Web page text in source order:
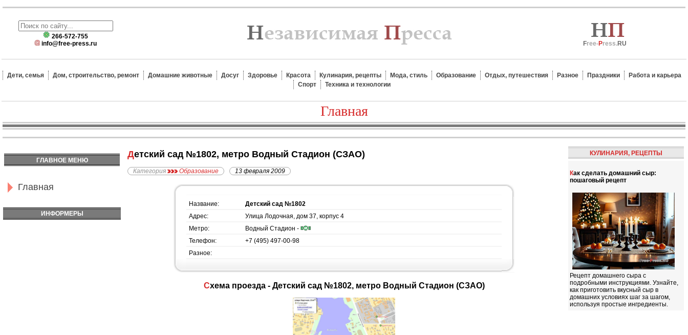
266-572-755
info@free-press.ru
Free-Press.RU
Дети, семья Дом, строительство, ремонт Домашние животные Досуг Здоровье Красота Кулинария, рецепты Мода, стиль Образование Отдых, путешествия Разное Праздники
Работа и карьера
Спорт
Техника и технологии
Главная
ГЛАВНОЕ МЕНЮ
Главная
ИНФОРМЕРЫ
Детский сад №1802, метро Водный Стадион (СЗАО)
Категория Образование 13 февраля 2009
Название:
Детский сад №1802
Адрес:
Улица Лодочная, дом 37, корпус 4
Метро:
Водный Стадион -
Телефон:
+7 (495) 497-00-98
Разное:
Схема проезда - Детский сад №1802, метро Водный Стадион (СЗАО)
КУЛИНАРИЯ, РЕЦЕПТЫ
Как сделать домашний сыр:
пошаговый рецепт
Рецепт домашнего сыра с
подробными инструкциями. Узнайте,
как приготовить вкусный сыр в
домашних условиях шаг за шагом,
используя простые ингредиенты.